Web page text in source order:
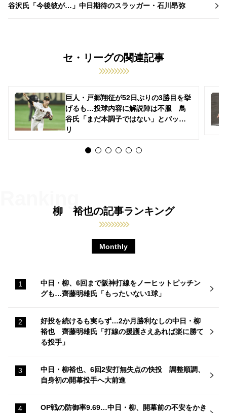
谷沢氏「今後彼が…」中日期待のスラッガー・石川昂弥
セ・リーグの関連記事
巨人・戸郷翔征が52日ぶりの3勝目を挙
げるも…投球内容に解説陣は不服 鳥
谷氏「まだ本調子ではない」とバッサ
リ
柳 裕也の記事ランキング
Monthly
中日・柳、6回まで阪神打線をノーヒットピッチン
グも…齊藤明雄氏「もったいない1球」
好投を続けるも実らず…2か月勝利なしの中日・柳
裕也 齊藤明雄氏「打線の援護さえあれば楽に勝て
る投手」
中日・柳裕也、6回2安打無失点の快投 調整順調、
自身初の開幕投手へ大前進
OP戦の防御率9.69…中日・柳、開幕前の不安をかき